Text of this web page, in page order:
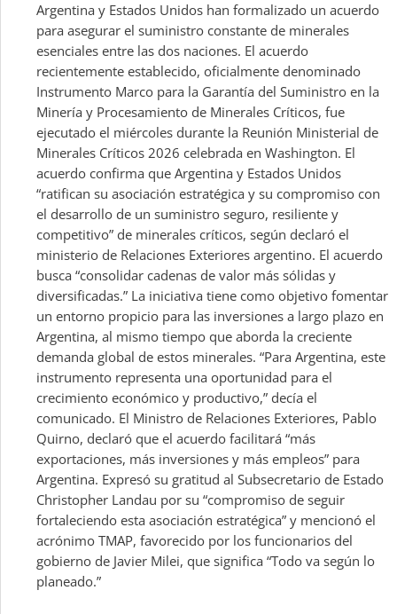
Argentina y Estados Unidos han formalizado un acuerdo
para asegurar el suministro constante de minerales
esenciales entre las dos naciones. El acuerdo
recientemente establecido, oficialmente denominado
Instrumento Marco para la Garantía del Suministro en la
Minería y Procesamiento de Minerales Críticos, fue
ejecutado el miércoles durante la Reunión Ministerial de
Minerales Críticos 2026 celebrada en Washington. El
acuerdo confirma que Argentina y Estados Unidos
“ratifican su asociación estratégica y su compromiso con
el desarrollo de un suministro seguro, resiliente y
competitivo” de minerales críticos, según declaró el
ministerio de Relaciones Exteriores argentino. El acuerdo
busca “consolidar cadenas de valor más sólidas y
diversificadas.” La iniciativa tiene como objetivo fomentar
un entorno propicio para las inversiones a largo plazo en
Argentina, al mismo tiempo que aborda la creciente
demanda global de estos minerales. “Para Argentina, este
instrumento representa una oportunidad para el
crecimiento económico y productivo,” decía el
comunicado. El Ministro de Relaciones Exteriores, Pablo
Quirno, declaró que el acuerdo facilitará “más
exportaciones, más inversiones y más empleos” para
Argentina. Expresó su gratitud al Subsecretario de Estado
Christopher Landau por su “compromiso de seguir
fortaleciendo esta asociación estratégica” y mencionó el
acrónimo TMAP, favorecido por los funcionarios del
gobierno de Javier Milei, que significa “Todo va según lo
planeado.”